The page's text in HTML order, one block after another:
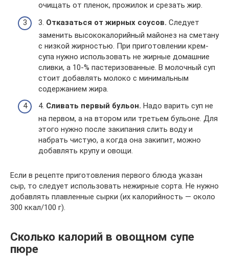
очищать от пленок, прожилок и срезать жир.
3. Отказаться от жирных соусов. Следует
заменить высококалорийный майонез на сметану
с низкой жирностью. При приготовлении крем-
супа нужно использовать не жирные домашние
сливки, а 10-% пастеризованные. В молочный суп
стоит добавлять молоко с минимальным
содержанием жира.
4. Сливать первый бульон. Надо варить суп не
на первом, а на втором или третьем бульоне. Для
этого нужно после закипания слить воду и
набрать чистую, а когда она закипит, можно
добавлять крупу и овощи.
Если в рецепте приготовления первого блюда указан
сыр, то следует использовать нежирные сорта. Не нужно
добавлять плавленные сырки (их калорийность — около
300 ккал/100 г).
Сколько калорий в овощном супе
пюре